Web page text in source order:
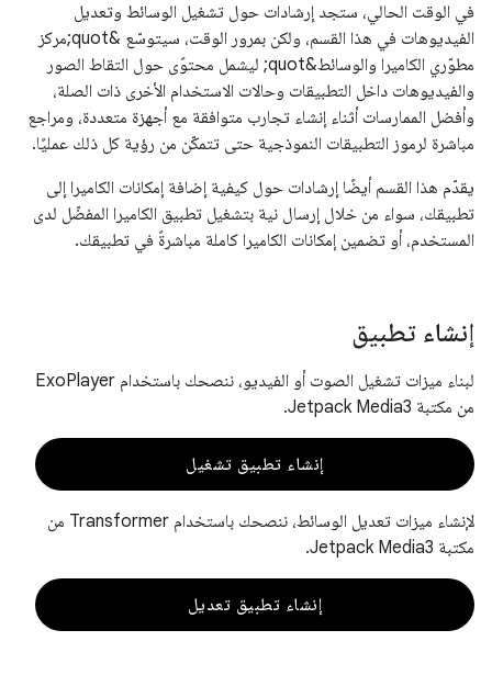
في الوقت الحالي، ستجد إرشادات حول تشغيل الوسائط وتعديل
الفيديوهات في هذا القسم، ولكن بمرور الوقت، سيتوسّع &quot;مركز
مطوّري الكاميرا والوسائط&quot; ليشمل محتوًى حول التقاط الصور
والفيديوهات داخل التطبيقات وحالات الاستخدام الأخرى ذات الصلة،
وأفضل الممارسات أثناء إنشاء تجارب متوافقة مع أجهزة متعددة، ومراجع
مباشرة لرموز التطبيقات النموذجية حتى تتمكّن من رؤية كل ذلك عمليًا.
يقدّم هذا القسم أيضًا إرشادات حول كيفية إضافة إمكانات الكاميرا إلى
تطبيقك، سواء من خلال إرسال نية بتشغيل تطبيق الكاميرا المفضّل لدى
المستخدم، أو تضمين إمكانات الكاميرا كاملة مباشرةً في تطبيقك.
إنشاء تطبيق
لبناء ميزات تشغيل الصوت أو الفيديو، ننصحك باستخدام ExoPlayer
من مكتبة Jetpack Media3.
إنشاء تطبيق تشغيل
لإنشاء ميزات تعديل الوسائط، ننصحك باستخدام Transformer من
مكتبة Jetpack Media3.
إنشاء تطبيق تعديل